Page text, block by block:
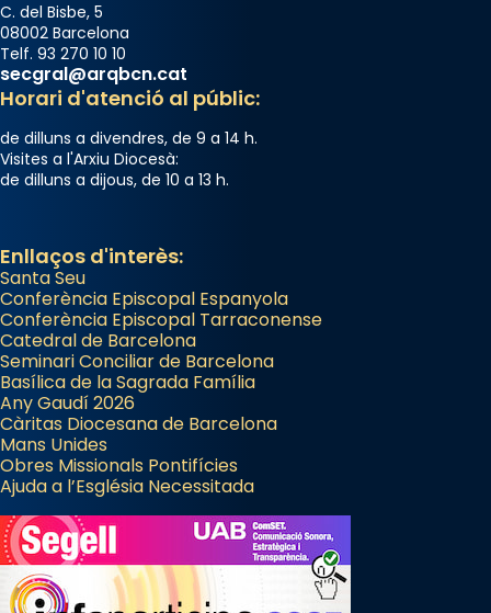
C. del Bisbe, 5
08002 Barcelona
Telf. 93 270 10 10
secgral@arqbcn.cat
Horari d'atenció al públic:
de dilluns a divendres, de 9 a 14 h.
Visites a l'Arxiu Diocesà:
de dilluns a dijous, de 10 a 13 h.
Enllaços d'interès:
Santa Seu
Conferència Episcopal Espanyola
Conferència Episcopal Tarraconense
Catedral de Barcelona
Seminari Conciliar de Barcelona
Basílica de la Sagrada Família
Any Gaudí 2026
Càritas Diocesana de Barcelona
Mans Unides
Obres Missionals Pontifícies
Ajuda a l’Església Necessitada